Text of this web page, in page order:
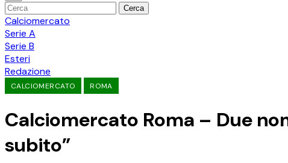
Cerca
Calciomercato
Serie A
Serie B
Esteri
Redazione
CALCIOMERCATO ROMA
Calciomercato Roma – Due
subito”